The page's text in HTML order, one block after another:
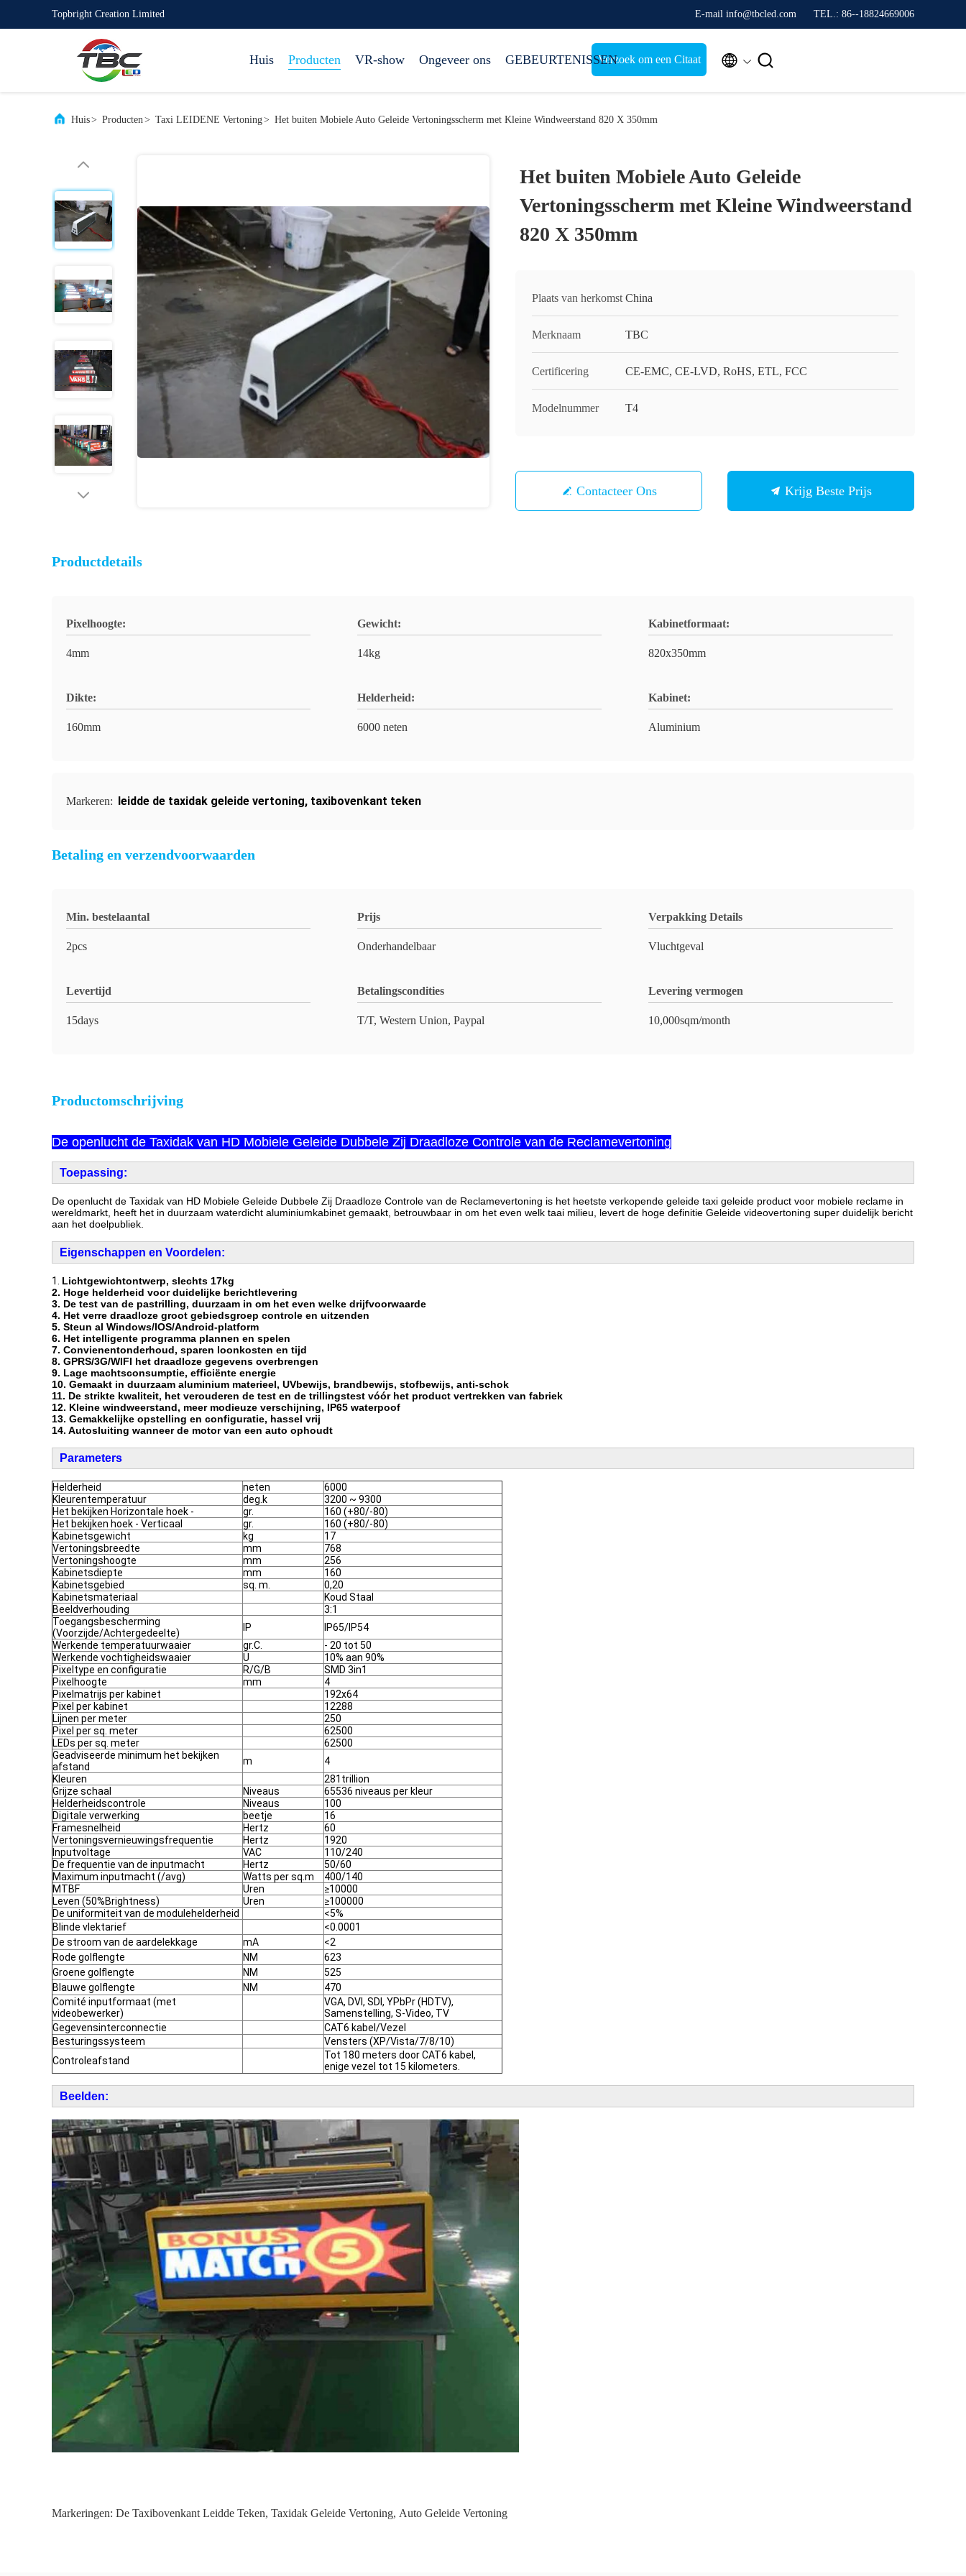
Topbright Creation Limited E-mail info@tbcled.com TEL.: 86--18824669006
Huis Producten VR-show Ongeveer ons GEBEURTENISSENVerzoek om een Citaat  
Huis> Producten> Taxi LEIDENE Vertoning> Het buiten Mobiele Auto Geleide Vertoningsscherm met Kleine Windweerstand 820 X 350mm
Het buiten Mobiele Auto Geleide
Vertoningsscherm met Kleine Windweerstand
820 X 350mm
Plaats van herkomst China
Merknaam TBC
Certificering CE-EMC, CE-LVD, RoHS, ETL, FCC
Modelnummer T4
Contacteer Ons Krijg Beste Prijs
Productdetails
Pixelhoogte:
4mm
Gewicht:
14kg
Kabinetformaat:
820x350mm
Dikte:
160mm
Helderheid:
6000 neten
Kabinet:
Aluminium
Markeren: leidde de taxidak geleide vertoning, taxibovenkant teken
Betaling en verzendvoorwaarden
Min. bestelaantal
2pcs
Prijs
Onderhandelbaar
Verpakking Details
Vluchtgeval
Levertijd
15days
Betalingscondities
T/T, Western Union, Paypal
Levering vermogen
10,000sqm/month
Productomschrijving
De openlucht de Taxidak van HD Mobiele Geleide Dubbele Zij Draadloze Controle van de Reclamevertoning
Toepassing:
De openlucht de Taxidak van HD Mobiele Geleide Dubbele Zij Draadloze Controle van de Reclamevertoning is het heetste verkopende geleide taxi geleide product voor mobiele reclame in
wereldmarkt, heeft het in duurzaam waterdicht aluminiumkabinet gemaakt, betrouwbaar in om het even welk taai milieu, levert de hoge definitie Geleide videovertoning super duidelijk bericht
aan het doelpubliek.
Eigenschappen en Voordelen:
1. Lichtgewichtontwerp, slechts 17kg
2. Hoge helderheid voor duidelijke berichtlevering
3. De test van de pastrilling, duurzaam in om het even welke drijfvoorwaarde
4. Het verre draadloze groot gebiedsgroep controle en uitzenden
5. Steun al Windows/IOS/Android-platform
6. Het intelligente programma plannen en spelen
7. Convienentonderhoud, sparen loonkosten en tijd
8. GPRS/3G/WIFI het draadloze gegevens overbrengen
9. Lage machtsconsumptie, efficiënte energie
10. Gemaakt in duurzaam aluminium materieel, UVbewijs, brandbewijs, stofbewijs, anti-schok
11. De strikte kwaliteit, het verouderen de test en de trillingstest vóór het product vertrekken van fabriek
12. Kleine windweerstand, meer modieuze verschijning, IP65 waterpoof
13. Gemakkelijke opstelling en configuratie, hassel vrij
14. Autosluiting wanneer de motor van een auto ophoudt
Parameters
Helderheid neten
6000
Kleurentemperatuur
deg.k
3200 ~ 9300
Het bekijken Horizontale hoek -
gr.
160 (+80/-80)
Het bekijken hoek - Verticaal
gr.
160 (+80/-80)
Kabinetsgewicht
kg
17
Vertoningsbreedte
mm
768
Vertoningshoogte
mm
256
Kabinetsdiepte
mm
160
Kabinetsgebied
sq. m.
0,20
Kabinetsmateriaal
Koud Staal
Beeldverhouding
3:1
Toegangsbescherming
(Voorzijde/Achtergedeelte)
IP
IP65/IP54
Werkende temperatuurwaaier
gr.C.
- 20 tot 50
Werkende vochtigheidswaaier
U
10% aan 90%
Pixeltype en configuratie
R/G/B
SMD 3in1
Pixelhoogte
mm
4
Pixelmatrijs per kabinet
192x64
Pixel per kabinet
12288
Lijnen per meter
250
Pixel per sq. meter
62500
LEDs per sq. meter
62500
Geadviseerde minimum het bekijken
afstand
m
4
Kleuren
281trillion
Grijze schaal
Niveaus
65536 niveaus per kleur
Helderheidscontrole
Niveaus
100
Digitale verwerking
beetje
16
Framesnelheid
Hertz
60
Vertoningsvernieuwingsfrequentie
Hertz
1920
Inputvoltage
VAC
110/240
De frequentie van de inputmacht
Hertz
50/60
Maximum inputmacht (/avg)
Watts per sq.m
400/140
MTBF
Uren
≥10000
Leven (50%Brightness)
Uren
≥100000
De uniformiteit van de modulehelderheid
<5%
Blinde vlektarief
<0.0001
De stroom van de aardelekkage
mA
<2
Rode golflengte
NM
623
Groene golflengte
NM
525
Blauwe golflengte
NM
470
Comité inputformaat (met
videobewerker)
VGA, DVI, SDI, YPbPr (HDTV),
Samenstelling, S-Video, TV
Gegevensinterconnectie
CAT6 kabel/Vezel
Besturingssysteem
Vensters (XP/Vista/7/8/10)
Controleafstand
Tot 180 meters door CAT6 kabel,
enige vezel tot 15 kilometers.
Beelden:
Markeringen: De Taxibovenkant Leidde Teken, Taxidak Geleide Vertoning, Auto Geleide Vertoning